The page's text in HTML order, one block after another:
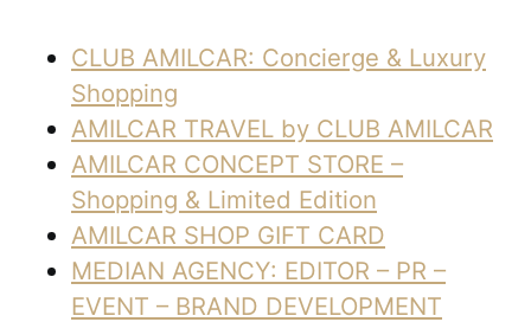
CLUB AMILCAR: Concierge & Luxury
Shopping
AMILCAR TRAVEL by CLUB AMILCAR
AMILCAR CONCEPT STORE –
Shopping & Limited Edition
AMILCAR SHOP GIFT CARD
MEDIAN AGENCY: EDITOR – PR –
EVENT – BRAND DEVELOPMENT